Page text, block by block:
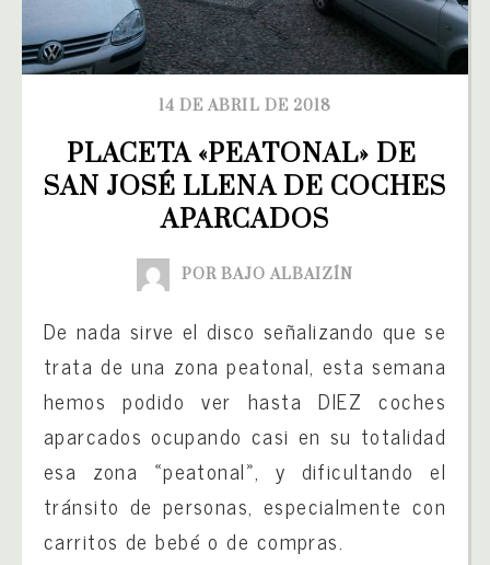
14 DE ABRIL DE 2018
PLACETA «PEATONAL» DE
SAN JOSÉ LLENA DE COCHES
APARCADOS
POR BAJO ALBAIZÍN
De nada sirve el disco señalizando que se
trata de una zona peatonal, esta semana
hemos podido ver hasta DIEZ coches
aparcados ocupando casi en su totalidad
esa zona «peatonal», y dificultando el
tránsito de personas, especialmente con
carritos de bebé o de compras.